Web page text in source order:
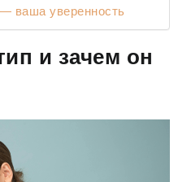
ваша уверенность
и зачем он